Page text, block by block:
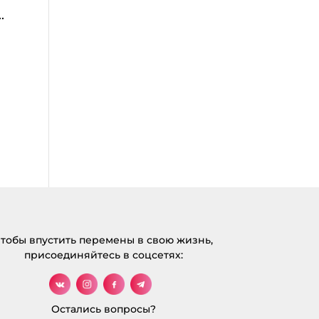
впустить перемены в свою жизнь,
присоединяйтесь в соцсетях:
Остались вопросы?